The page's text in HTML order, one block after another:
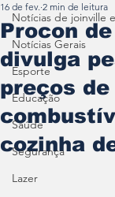
Notícias de joinville
Notícias Gerais
Esporte
Educação
Saúde
Segurança
Lazer
Procon
divulga
preços de
cozinha
16 de fev. 2 min de leitura